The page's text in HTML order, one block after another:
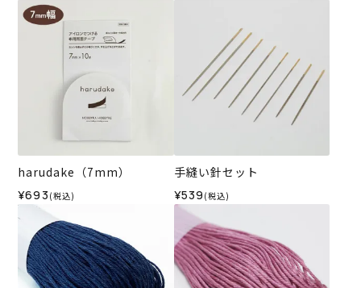
harudake（7mm）
¥693 (税込)
手縫い針セット
¥539 (税込)